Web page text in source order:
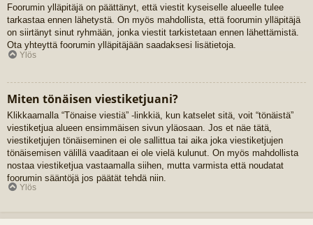
Foorumin ylläpitäjä on päättänyt, että viestit kyseiselle alueelle tulee
tarkastaa ennen lähetystä. On myös mahdollista, että foorumin ylläpitäjä
on siirtänyt sinut ryhmään, jonka viestit tarkistetaan ennen lähettämistä.
Ota yhteyttä foorumin ylläpitäjään saadaksesi lisätietoja.
Ylös
Miten tönäisen viestiketjuani?
Klikkaamalla “Tönaise viestiä” -linkkiä, kun katselet sitä, voit “tönäistä”
viestiketjua alueen ensimmäisen sivun yläosaan. Jos et näe tätä,
viestiketjujen tönäiseminen ei ole sallittua tai aika joka viestiketjujen
tönäisemisen välillä vaaditaan ei ole vielä kulunut. On myös mahdollista
nostaa viestiketjua vastaamalla siihen, mutta varmista että noudatat
foorumin sääntöjä jos päätät tehdä niin.
Ylös